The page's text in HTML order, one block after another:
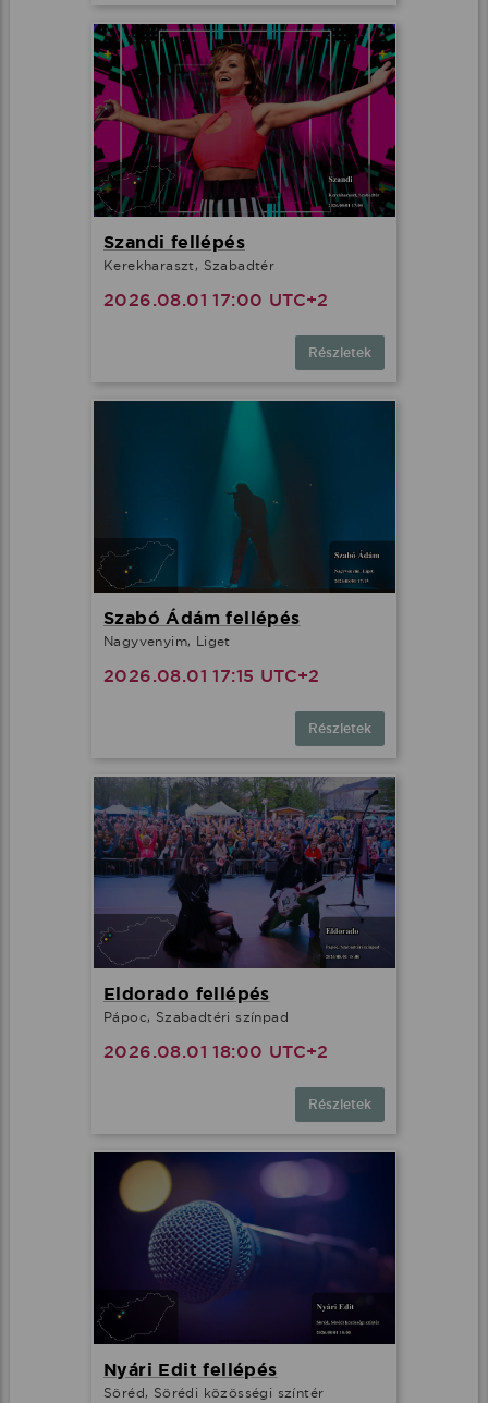
Szandi fellépés
Kerekharaszt, Szabadtér
2026.08.01 17:00 UTC+2
Részletek
Szabó Ádám fellépés
Nagyvenyim, Liget
2026.08.01 17:15 UTC+2
Részletek
Eldorado fellépés
Pápoc, Szabadtéri színpad
2026.08.01 18:00 UTC+2
Részletek
Nyári Edit fellépés
Söréd, Sörédi közösségi színtér